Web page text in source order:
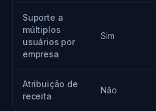
Suporte a
múltiplos
usuários por
empresa
Sim
Atribuição de
receita
Não